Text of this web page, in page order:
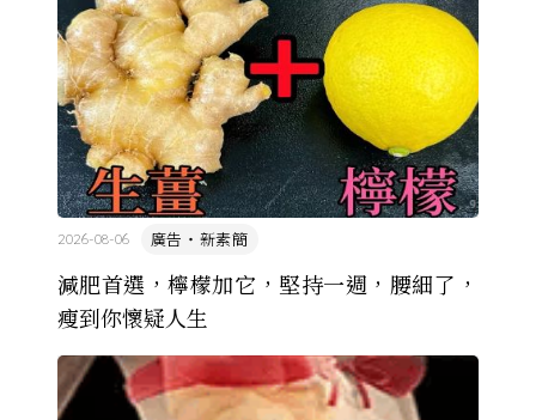
減肥首選，檸檬加它，堅持一週，腰細了，
瘦到你懷疑人生
廣告・新素簡
2026-08-06